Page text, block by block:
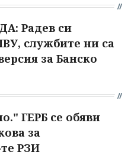
Радев си
службите ни са
за Банско
ГЕРБ се обяви
за
РЗИ